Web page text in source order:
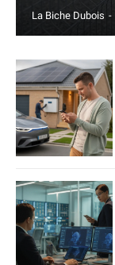
La Biche Dubois -